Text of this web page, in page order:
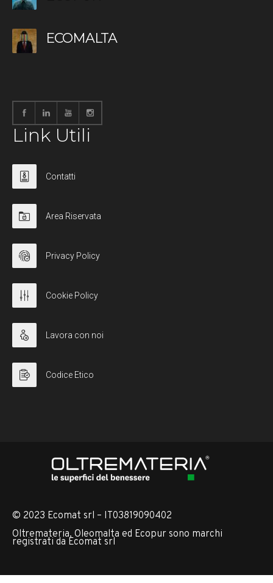
ECOMALTA
Link Utili
Contatti
Area Riservata
Privacy Policy
Cookie Policy
Lavora con noi
Codice Etico
© 2023 Ecomat srl – IT03819090402
Oltremateria, Oleomalta ed Ecopur sono marchi
registrati da Ecomat srl